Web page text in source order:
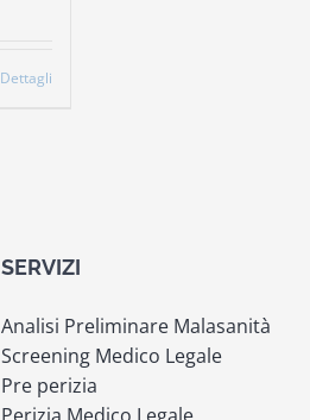
Dettagli
SERVIZI
Analisi Preliminare Malasanità
Screening Medico Legale
Pre perizia